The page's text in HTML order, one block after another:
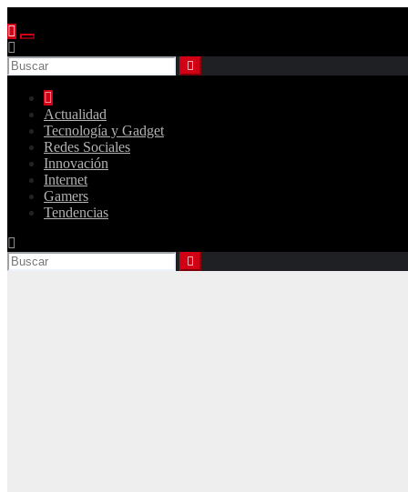
al
contenido
Actualidad
Tecnología y Gadget
Redes Sociales
Innovación
Internet
Gamers
Tendencias